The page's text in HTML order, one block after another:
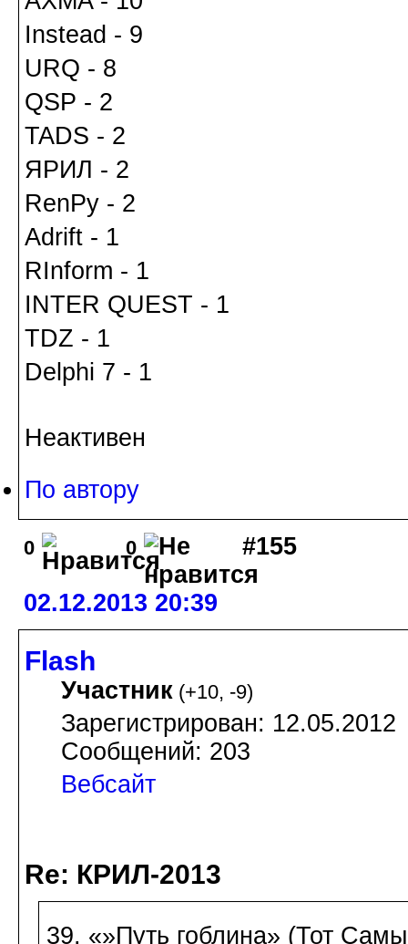
Instead - 9
URQ - 8
QSP - 2
TADS - 2
ЯРИЛ - 2
RenPy - 2
Adrift - 1
RInform - 1
INTER QUEST - 1
TDZ - 1
Delphi 7 - 1
Неактивен
По автору
0 0 #155
02.12.2013 20:39
Flash
Участник (+10, -9)
Зарегистрирован: 12.05.2012
Сообщений: 203
Вебсайт
Re: КРИЛ-2013
39. «»Путь гоблина» (Тот